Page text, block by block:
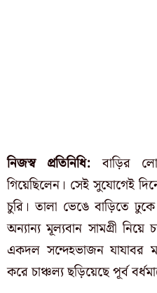
নিজস্ব প্রতিনিধি: বাড়ির
গিয়েছিলেন। সেই সুযোগেই
চুরি। তালা ভেঙে বাড়িতে
অন্যান্য মূল্যবান সামগ্রী
একদল সন্দেহভাজন যাযাবর
করে চাঞ্চল্য ছড়িয়েছে পূর্ব